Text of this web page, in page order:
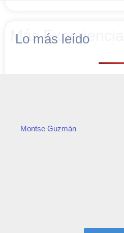
Más Experiencias
Lo más leído
Montse Guzmán